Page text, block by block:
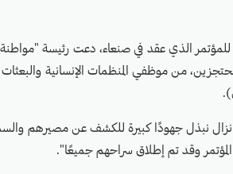
للمؤتمر الذي عقد في صنعاء، دعت رئيسة
من موظفي المنظمات الإنسانية
نبذل جهودًا كبيرة للكشف عن مصيرهم
وقد تم إطلاق سراحهم جميعًا".